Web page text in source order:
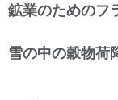
鉱業のためのフ
雪の中の穀物荷